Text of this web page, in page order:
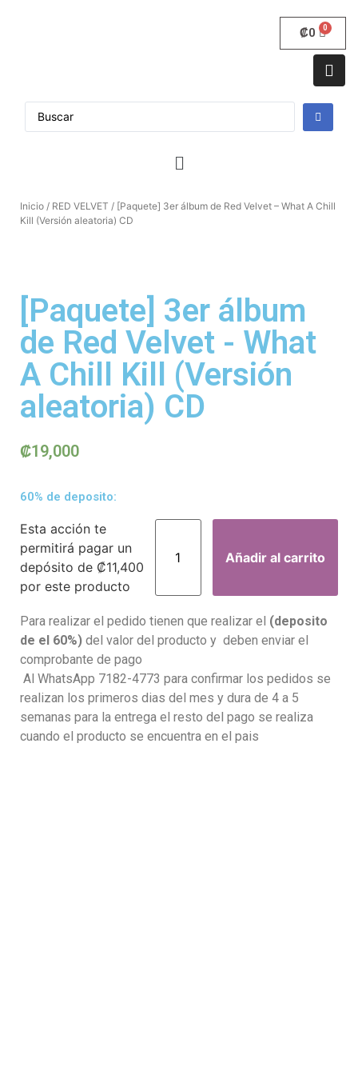
₡0
Inicio / RED VELVET / [Paquete] 3er álbum de Red Velvet – What A Chill
Kill (Versión aleatoria) CD
[Paquete] 3er álbum
de Red Velvet - What
A Chill Kill (Versión
aleatoria) CD
₡19,000
60% de deposito:
Esta acción te
permitirá pagar un
depósito de ₡11,400
por este producto
Añadir al carrito
Para realizar el pedido tienen que realizar el (deposito
de el 60%) del valor del producto y deben enviar el
comprobante de pago
Al WhatsApp 7182-4773 para confirmar los pedidos se
realizan los primeros dias del mes y dura de 4 a 5
semanas para la entrega el resto del pago se realiza
cuando el producto se encuentra en el pais